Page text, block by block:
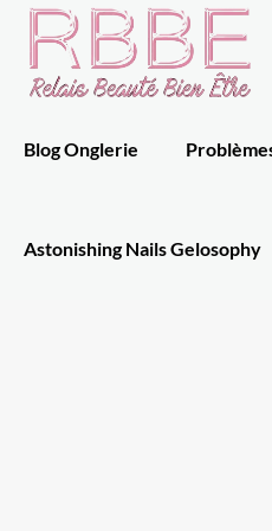
Blog Onglerie
Astonishing Nails Gelosophy